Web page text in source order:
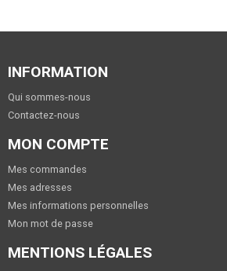
INFORMATION
Qui sommes-nous
Contactez-nous
MON COMPTE
Mes commandes
Mes adresses
Mes informations personnelles
Mon mot de passe
MENTIONS LÉGALES